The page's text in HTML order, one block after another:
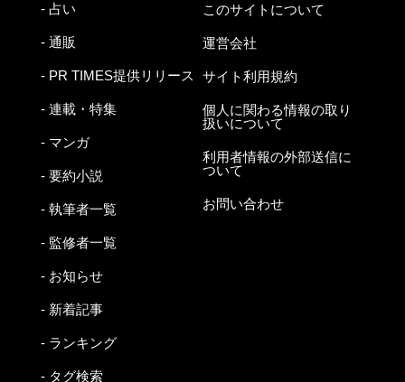
- 占い
- 通販
- PR TIMES提供リリース
- 連載・特集
- マンガ
- 要約小説
- 執筆者一覧
- 監修者一覧
- お知らせ
- 新着記事
- ランキング
- タグ検索
このサイトについて
運営会社
サイト利用規約
個人に関わる情報の取り
扱いについて
利用者情報の外部送信に
ついて
お問い合わせ